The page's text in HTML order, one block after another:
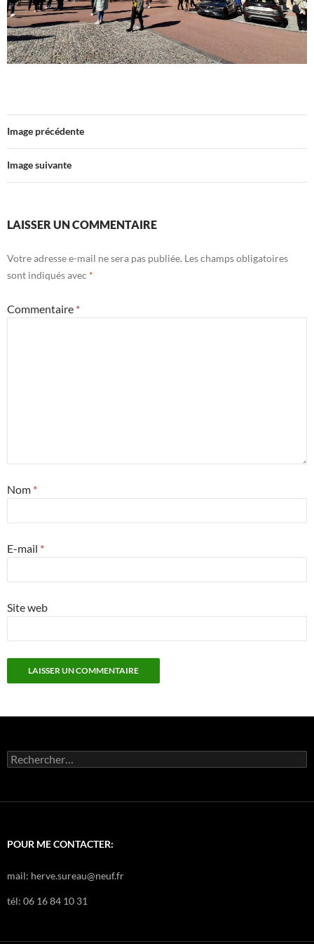
Image précédente
Image suivante
LAISSER UN COMMENTAIRE
Votre adresse e-mail ne sera pas publiée. Les champs obligatoires
sont indiqués avec *
Commentaire *
Nom *
E-mail *
Site web
Rechercher :
POUR ME CONTACTER:
mail: herve.sureau@neuf.fr
tél: 06 16 84 10 31